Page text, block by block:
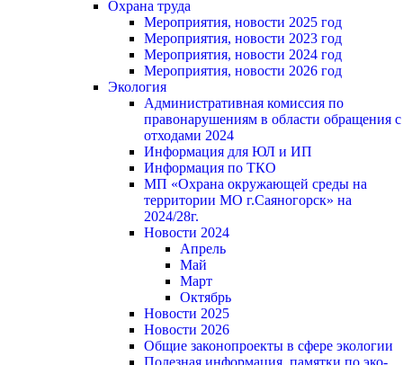
Охрана труда
Мероприятия, новости 2025 год
Мероприятия, новости 2023 год
Мероприятия, новости 2024 год
Мероприятия, новости 2026 год
Экология
Административная комиссия по
правонарушениям в области обращения с
отходами 2024
Информация для ЮЛ и ИП
Информация по ТКО
МП «Охрана окружающей среды на
территории МО г.Саяногорск» на
2024/28г.
Новости 2024
Апрель
Май
Март
Октябрь
Новости 2025
Новости 2026
Общие законопроекты в сфере экологии